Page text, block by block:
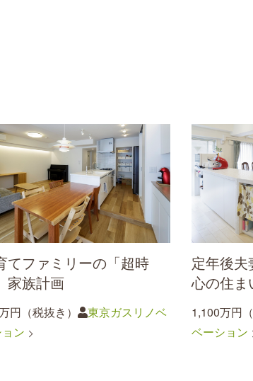
てファミリーの「超時
家族計画
円（税抜き）
東京ガスリノベ
ン
定年後
心の住ま
1,100万円
ベーション